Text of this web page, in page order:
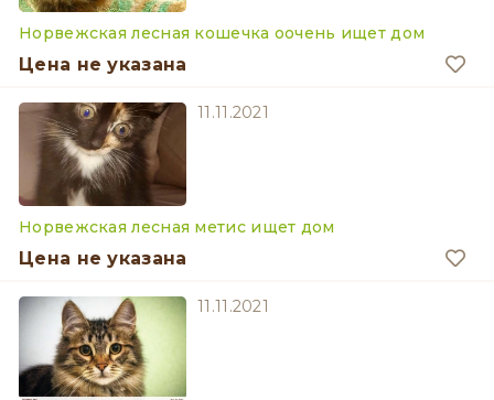
Норвежская лесная кошечка оочень ищет дом
Цена не указана
11.11.2021
Норвежская лесная метис ищет дом
Цена не указана
11.11.2021